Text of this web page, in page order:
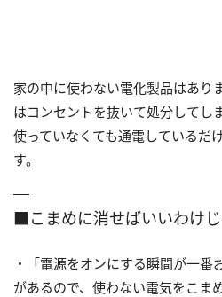
家の中に使わない電化製品はあ
はコンセントを抜いて処分してし
使っていなくても通電しているだ
す。
■こまめに消せばいいわけ
・「電源をオンにする瞬間が一番
があるので、使わない電気をこま